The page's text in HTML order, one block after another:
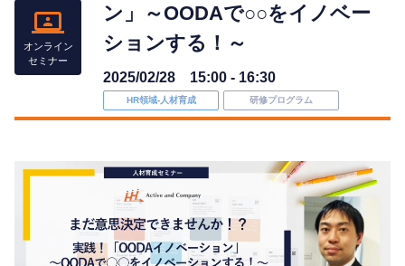
オンライン
セミナー
ン」～OODAで○○をイノベー
ションする！～
2025/02/28 15:00 - 16:30
HR領域-⼈材育成 研修プログラム